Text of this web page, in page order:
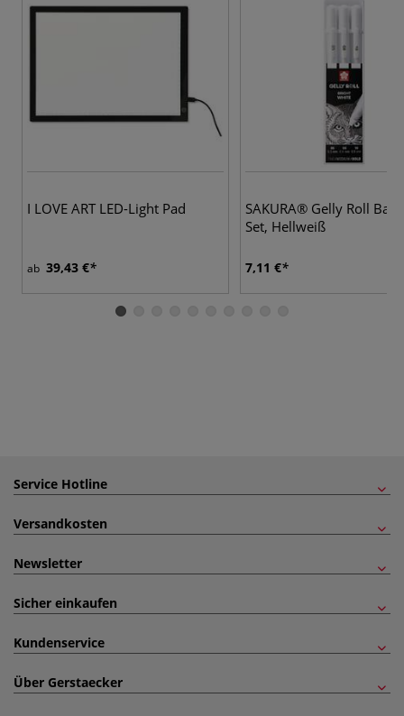
I LOVE ART LED-Light Pad
ab 39,43 €
SAKURA® Gelly Roll
Set, Hellweiß
7,11 €
Service Hotline
Versandkosten
Newsletter
Sicher einkaufen
Kundenservice
Über Gerstaecker